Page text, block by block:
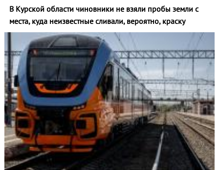
В Курской области чиновники не взяли пробы земли с
места, куда неизвестные сливали, вероятно, краску